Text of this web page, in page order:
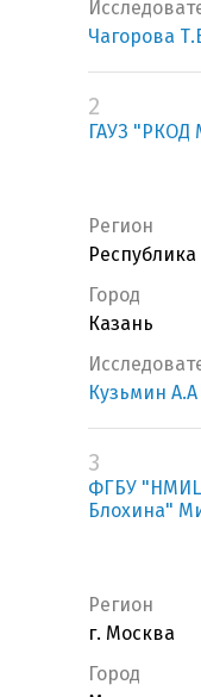
Чагорова
2
ГАУЗ "РКОД
Регион
Республика
Город
Казань
Кузьмин А.А
3
ФГБУ
Блохина"
Регион
г. Москва
Город